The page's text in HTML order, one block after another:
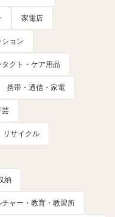
家電店
ション
クト・ケア用品
携帯・通信・家電
芸
リサイクル
納
ャー・教育・教習所